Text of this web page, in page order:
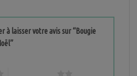
à laisser votre avis sur “Bougie